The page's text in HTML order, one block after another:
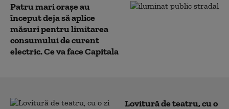
Patru mari orașe au
început deja să aplice
măsuri pentru limitarea
consumului de curent
electric. Ce va face Capitala
Lovitură de teatru, cu o